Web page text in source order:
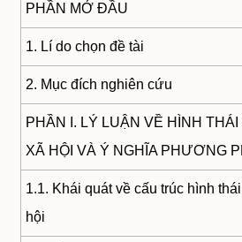
PHẦN MỞ ĐẦU
1. Lí do chọn đề tài
2. Mục đích nghiên cứu
PHẦN I. LÝ LUẬN VỀ HÌNH THÁI
XÃ HỘI VÀ Ý NGHĨA PHƯƠNG
1.1. Khái quát về cấu trúc hình
hội